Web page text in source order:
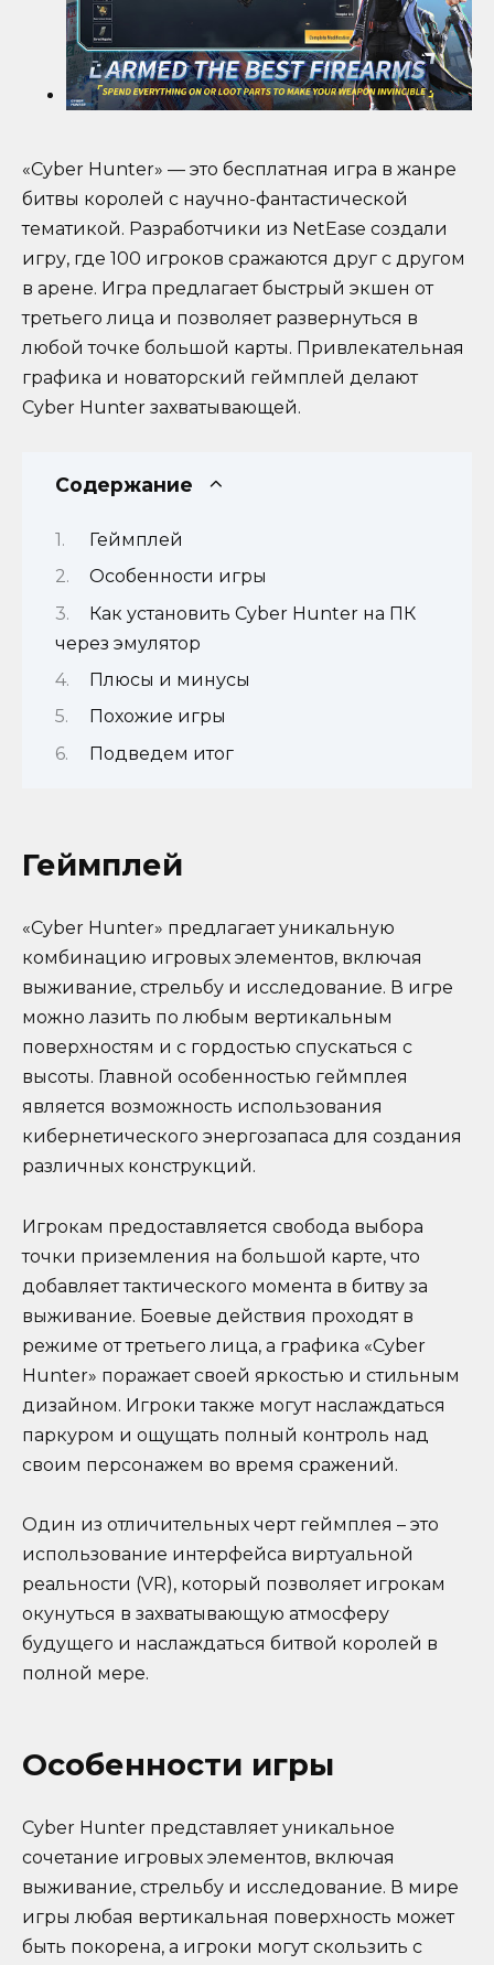
«Cyber Hunter» — это бесплатная игра в жанре
битвы королей с научно-фантастической
тематикой. Разработчики из NetEase создали
игру, где 100 игроков сражаются друг с другом
в арене. Игра предлагает быстрый экшен от
третьего лица и позволяет развернуться в
любой точке большой карты. Привлекательная
графика и новаторский геймплей делают
Cyber Hunter захватывающей.
Содержание
Геймплей
Особенности игры
Как установить Cyber Hunter на ПК
через эмулятор
Плюсы и минусы
Похожие игры
Подведем итог
Геймплей
«Cyber Hunter» предлагает уникальную
комбинацию игровых элементов, включая
выживание, стрельбу и исследование. В игре
можно лазить по любым вертикальным
поверхностям и с гордостью спускаться с
высоты. Главной особенностью геймплея
является возможность использования
кибернетического энергозапаса для создания
различных конструкций.
Игрокам предоставляется свобода выбора
точки приземления на большой карте, что
добавляет тактического момента в битву за
выживание. Боевые действия проходят в
режиме от третьего лица, а графика «Cyber
Hunter» поражает своей яркостью и стильным
дизайном. Игроки также могут наслаждаться
паркуром и ощущать полный контроль над
своим персонажем во время сражений.
Один из отличительных черт геймплея – это
использование интерфейса виртуальной
реальности (VR), который позволяет игрокам
окунуться в захватывающую атмосферу
будущего и наслаждаться битвой королей в
полной мере.
Особенности игры
Cyber Hunter представляет уникальное
сочетание игровых элементов, включая
выживание, стрельбу и исследование. В мире
игры любая вертикальная поверхность может
быть покорена, а игроки могут скользить с